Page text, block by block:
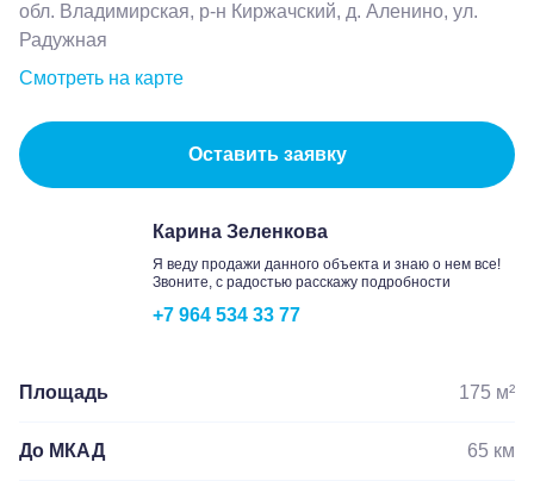
обл. Владимирская, р-н Киржачский, д. Аленино, ул.
Радужная
Смотреть на карте
Оставить заявку
Площадь 175 м²
До МКАД 65 км
Карина Зеленкова
Я веду продажи данного объекта и знаю о нем все!
Звоните, с радостью расскажу подробности
+7 964 534 33 77